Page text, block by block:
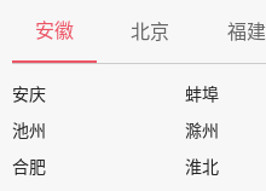
安徽 北京 福建
安庆 蚌埠
池州
滁州
合肥
淮北